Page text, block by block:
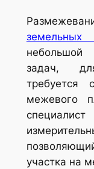
земельных
задач,
требуется
межевого
участка на